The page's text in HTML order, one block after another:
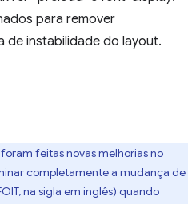
para remover
de instabilidade do layout.
feitas novas melhorias no
completamente a mudança de
na sigla em inglês) quando